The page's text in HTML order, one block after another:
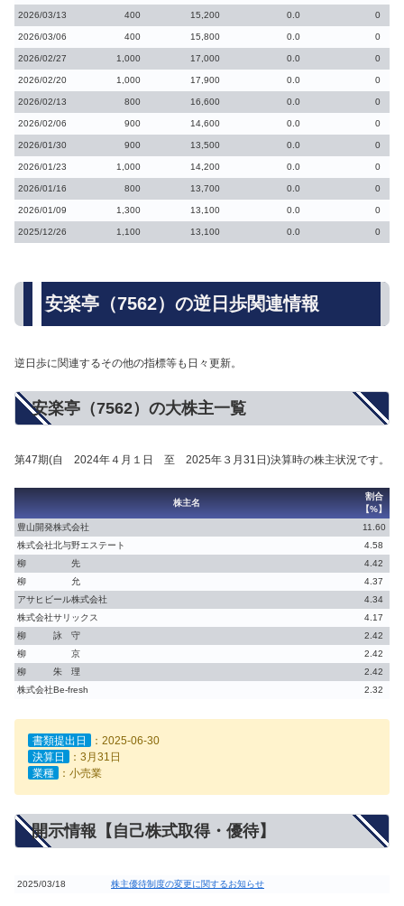
2026/03/13 400 15,200 0.0 0
2026/03/06 400 15,800 0.0 0
2026/02/27 1,000 17,000 0.0 0
2026/02/20 1,000 17,900 0.0 0
2026/02/13 800 16,600 0.0 0
2026/02/06 900 14,600 0.0 0
2026/01/30 900 13,500 0.0 0
2026/01/23 1,000 14,200 0.0 0
2026/01/16 800 13,700 0.0 0
2026/01/09 1,300 13,100 0.0 0
2025/12/26 1,100 13,100 0.0 0
安楽亭（7562）の逆日歩関連情報
逆日歩に関連するその他の指標等も日々更新。
安楽亭（7562）の大株主一覧
第47期(自 2024年４月１日 至 2025年３月31日)決算時の株主状況です。
株主名
割合
【%】
豊山開発株式会社
11.60
株式会社北与野エステート
4.58
柳 先
4.42
柳 允
4.37
アサヒビール株式会社
4.34
株式会社サリックス
4.17
柳 詠 守
2.42
柳 京
2.42
柳 朱 理
2.42
株式会社Be-fresh
2.32
書類提出日
：2025-06-30
決算日
：3月31日
業種
：小売業
開示情報【自己株式取得・優待】
2025/03/18 株主優待制度の変更に関するお知らせ